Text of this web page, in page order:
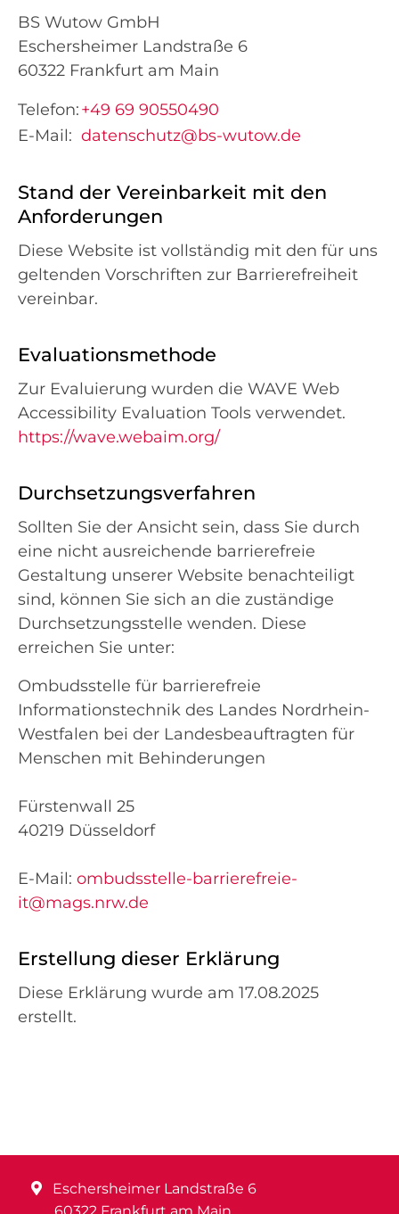
BS Wutow GmbH
Eschersheimer Landstraße 6
60322 Frankfurt am Main
Telefon:+49 69 90550490
E-Mail: datenschutz@bs-wutow.de
Stand der Vereinbarkeit mit den
Anforderungen
Diese Website ist vollständig mit den für uns
geltenden Vorschriften zur Barrierefreiheit
vereinbar.
Evaluationsmethode
Zur Evaluierung wurden die WAVE Web
Accessibility Evaluation Tools verwendet.
https://wave.webaim.org/
Durchsetzungsverfahren
Sollten Sie der Ansicht sein, dass Sie durch
eine nicht ausreichende barrierefreie
Gestaltung unserer Website benachteiligt
sind, können Sie sich an die zuständige
Durchsetzungsstelle wenden. Diese
erreichen Sie unter:
Ombudsstelle für barrierefreie
Informationstechnik des Landes Nordrhein-
Westfalen bei der Landesbeauftragten für
Menschen mit Behinderungen
Fürstenwall 25
40219 Düsseldorf
E-Mail: ombudsstelle-barrierefreie-
it@mags.nrw.de
Erstellung dieser Erklärung
Diese Erklärung wurde am 17.08.2025
erstellt.
Eschersheimer Landstraße 6